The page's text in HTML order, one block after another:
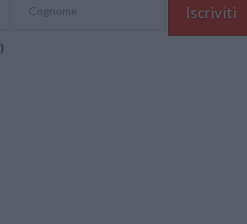
)